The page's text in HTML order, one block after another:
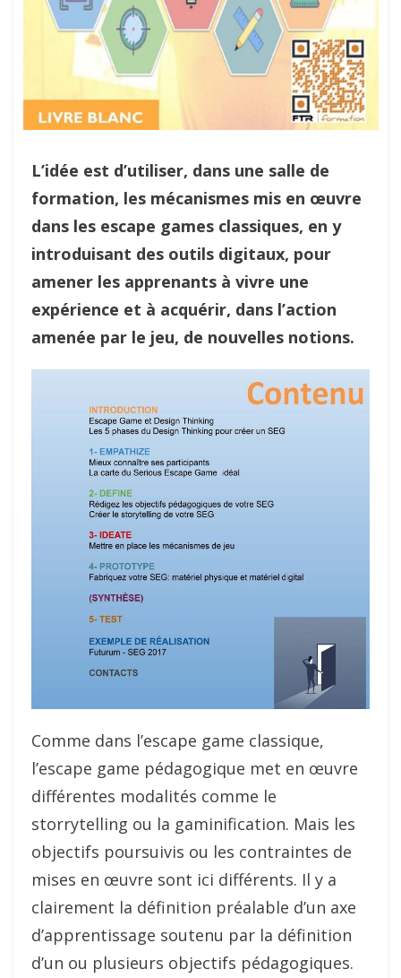
L’idée est d’utiliser, dans une salle de
formation, les mécanismes mis en œuvre
dans les escape games classiques, en y
introduisant des outils digitaux, pour
amener les apprenants à vivre une
expérience et à acquérir, dans l’action
amenée par le jeu, de nouvelles notions.
Comme dans l’escape game classique,
l’escape game pédagogique met en œuvre
différentes modalités comme le
storrytelling ou la gaminification. Mais les
objectifs poursuivis ou les contraintes de
mises en œuvre sont ici différents. Il y a
clairement la définition préalable d’un axe
d’apprentissage soutenu par la définition
d’un ou plusieurs objectifs pédagogiques.